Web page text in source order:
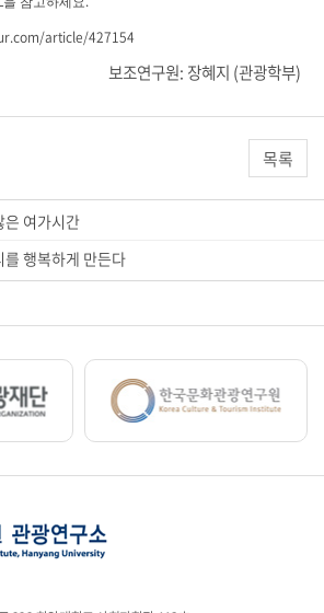
article/427154
보조연구원: 장혜지 (관광학부)
목록
은 여가시간
를 행복하게 만든다